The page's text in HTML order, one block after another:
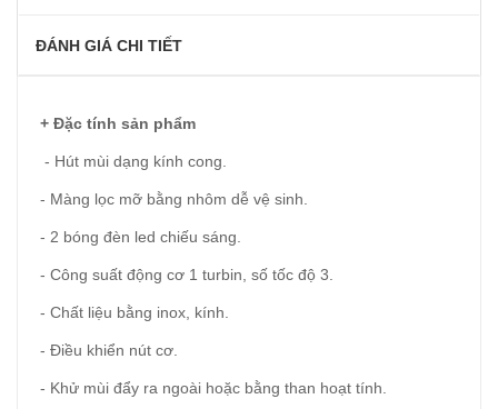
ĐÁNH GIÁ CHI TIẾT
+ Đặc tính sản phẩm
- Hút mùi dạng kính cong.
- Màng lọc mỡ bằng nhôm dễ vệ sinh.
- 2 bóng đèn led chiếu sáng.
- Công suất động cơ 1 turbin, số tốc độ 3.
- Chất liệu bằng inox, kính.
- Điều khiển nút cơ.
- Khử mùi đẩy ra ngoài hoặc bằng than hoạt tính.